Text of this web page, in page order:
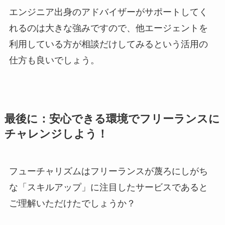
エンジニア出身のアドバイザーがサポートしてく
れるのは大きな強みですので、他エージェントを
利用している方が相談だけしてみるという活用の
仕方も良いでしょう。
最後に：安心できる環境でフリーランスに
チャレンジしよう！
フューチャリズムはフリーランスが蔑ろにしがち
な「スキルアップ」に注目したサービスであると
ご理解いただけたでしょうか？